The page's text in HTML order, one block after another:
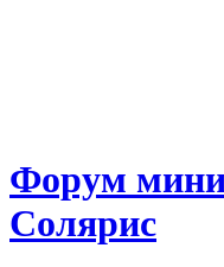
Форум
Солярис